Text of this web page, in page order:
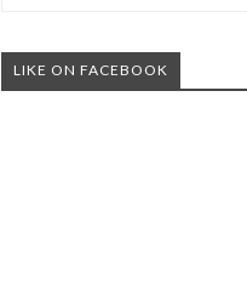
LIKE ON FACEBOOK